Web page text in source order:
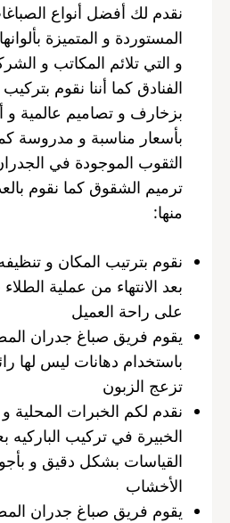
نقدم لك أفضل أنواع
المستوردة و المتميزة
و التي تلائم المكاتب و
الفنادق كما أننا نقوم
بزخارف و تصاميم عالمية و
بأسعار مناسبة و مدروسة
الثقوب الموجودة في
ترميم الشقوق كما نقوم
منها:
نقوم بترتيب المكان و
بعد الانتهاء من عملية
على راحة العميل
يقوم فريق صباغ جدران
باستخدام دهانات ليس لها
تزعج الزبون
نقدم لكم الخبرات المحلية و
الخبيرة في تركيب الباركيه
القياسات بشكل دقيق و
الأخشاب
يقوم فريق صباغ جدران